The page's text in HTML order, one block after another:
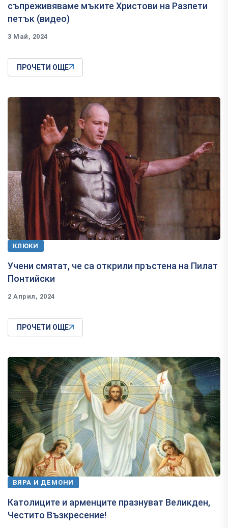
съпреживяваме мъките Христови на Разпети
петък (видео)
3 Май, 2024
ПРОЧЕТИ ОЩЕ
КЛЮКИ
Учени смятат, че са открили пръстена на Пилат
Понтийски
2 Април, 2024
ПРОЧЕТИ ОЩЕ
ВЯРА И ДЕМОНИ
Католиците и арменците празнуват Великден,
Честито Възкресение!